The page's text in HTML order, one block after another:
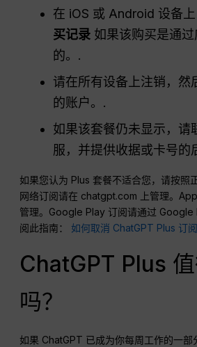
在 iOS 或 Android 设备
买记录 如果该购买是通
的。.
请在所有设备上注销，然
的账户。.
如果该套餐仍未显示，请
服，并提供收据或卡号的
如果您认为 Plus 套餐不适合您，请按照
网络订阅请在 chatgpt.com 上管理。
管理。Google Play 订阅请通过 Google
阅此指南：如何取消 ChatGPT Plus 订阅
ChatGPT Plus
吗？
如果 ChatGPT 已成为你每周工作的一部